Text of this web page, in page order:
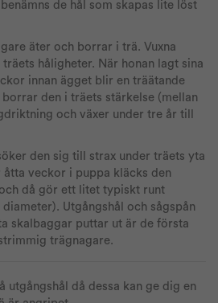
de hål som skapas lite löst
äter och borrar i trä. Vuxna
håligheter. När honan lagt sina
innan ägget blir en träätande
den i träets stärkelse (mellan
och växer under tre år till
den sig till strax under träets yta
veckor i puppa kläcks den
då gör ett litet typiskt runt
diameter). Utgångshål och sågspån
skalbaggar puttar ut är de första
trägnagare.
utgångshål då dessa kan ge dig en